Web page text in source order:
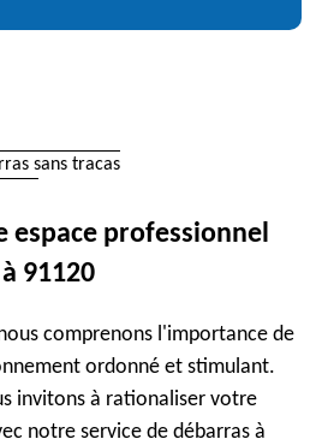
sans tracas
espace professionnel
91120
comprenons l'importance de
ordonné et stimulant.
invitons à rationaliser votre
notre service de débarras à